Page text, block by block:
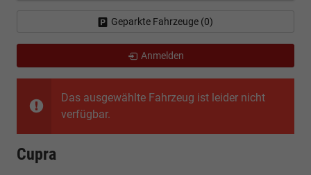
Das ausgewählte Fahrzeug ist leider nicht
verfügbar.
Cupra
Geparkte Fahrzeuge (0)
Anmelden